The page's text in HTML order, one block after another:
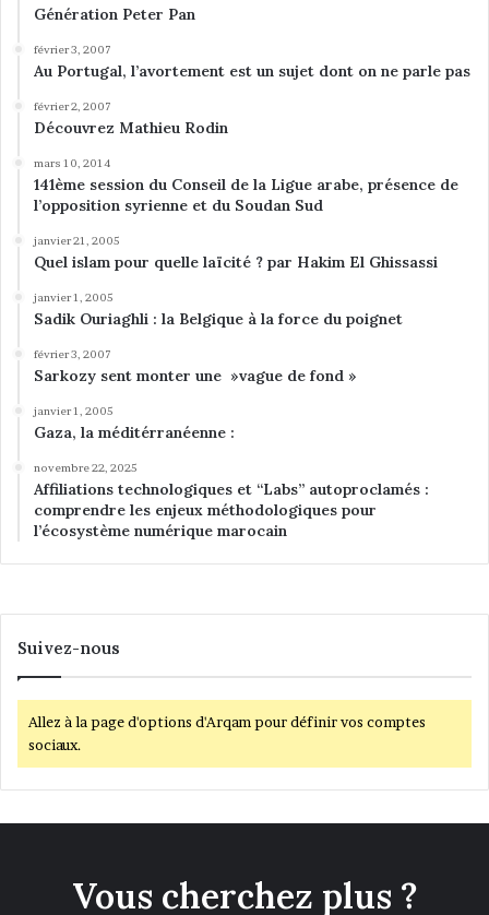
Génération Peter Pan
février 3, 2007
Au Portugal, l’avortement est un sujet dont on ne parle pas
février 2, 2007
Découvrez Mathieu Rodin
mars 10, 2014
141ème session du Conseil de la Ligue arabe, présence de
l’opposition syrienne et du Soudan Sud
janvier 21, 2005
Quel islam pour quelle laïcité ? par Hakim El Ghissassi
janvier 1, 2005
Sadik Ouriaghli : la Belgique à la force du poignet
février 3, 2007
Sarkozy sent monter une »vague de fond »
janvier 1, 2005
Gaza, la méditérranéenne :
novembre 22, 2025
Affiliations technologiques et “Labs” autoproclamés :
comprendre les enjeux méthodologiques pour
l’écosystème numérique marocain
Suivez-nous
Allez à la page d'options d'Arqam pour définir vos comptes
sociaux.
Vous cherchez plus ?